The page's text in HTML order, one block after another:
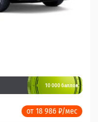
10 000 баллов
от 18 986 ₽/мес